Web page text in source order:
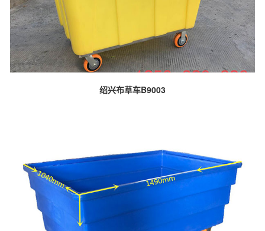
绍兴布草车B9003